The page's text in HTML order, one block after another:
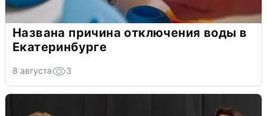
Названа причина отключения воды в
Екатеринбурге
8 августа 3